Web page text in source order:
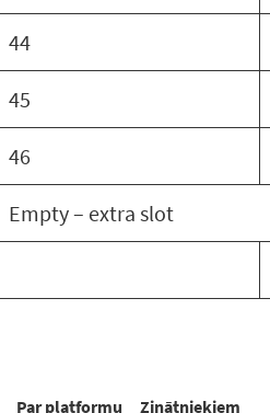
44
45
46
Empty – extra slot
Par platformu Zinātniekiem